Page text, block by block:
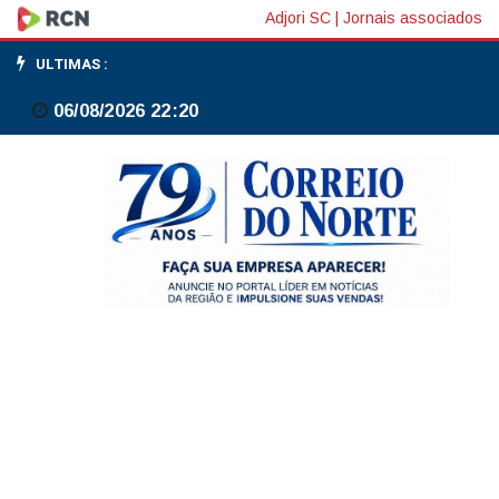
Escândalo
do
Master
mostrou,
últimos
Adjori SC Jornais associados
ULTIMAS :
06/08/2026 22:20